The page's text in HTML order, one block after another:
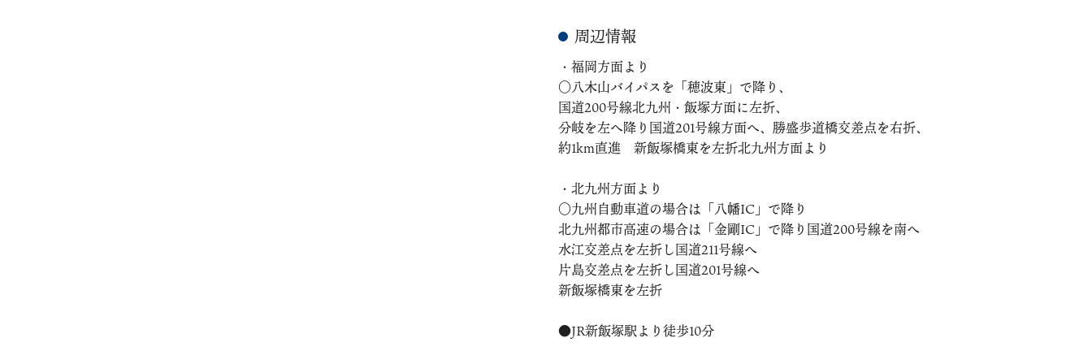
周辺情報
・福岡方面より
○八木山バイパスを「穂波東」で降り、
国道200号線北九州・飯塚方面に左折、
分岐を左へ降り国道201号線方面へ、勝盛歩道橋交差点を右折、
約1km直進 新飯塚橋東を左折北九州方面より
・北九州方面より
○九州自動車道の場合は「八幡IC」で降り
北九州都市高速の場合は「金剛IC」で降り国道200号線を南へ
水江交差点を左折し国道211号線へ
片島交差点を左折し国道201号線へ
新飯塚橋東を左折
●JR新飯塚駅より徒歩10分